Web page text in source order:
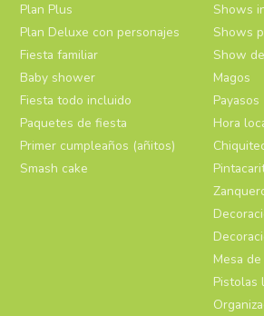
Plan Plus
Plan Deluxe con personajes
Fiesta familiar
Baby shower
Fiesta todo incluido
Paquetes de fiesta
Primer cumpleaños (añitos)
Smash cake
Shows
Shows
Show
Magos
Payasos
Hora
Mesa
Pistolas